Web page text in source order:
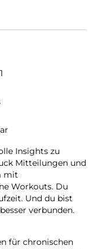
Insights zu
Mitteilungen und
mit
Workouts. Du
Und du bist
verbunden.
für chronischen